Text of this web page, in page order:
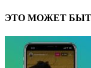
ЭТО МОЖЕТ